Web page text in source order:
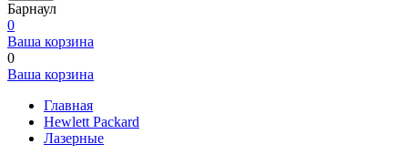
Барнаул
0
Ваша корзина
0
Ваша корзина
Главная
Hewlett Packard
Лазерные